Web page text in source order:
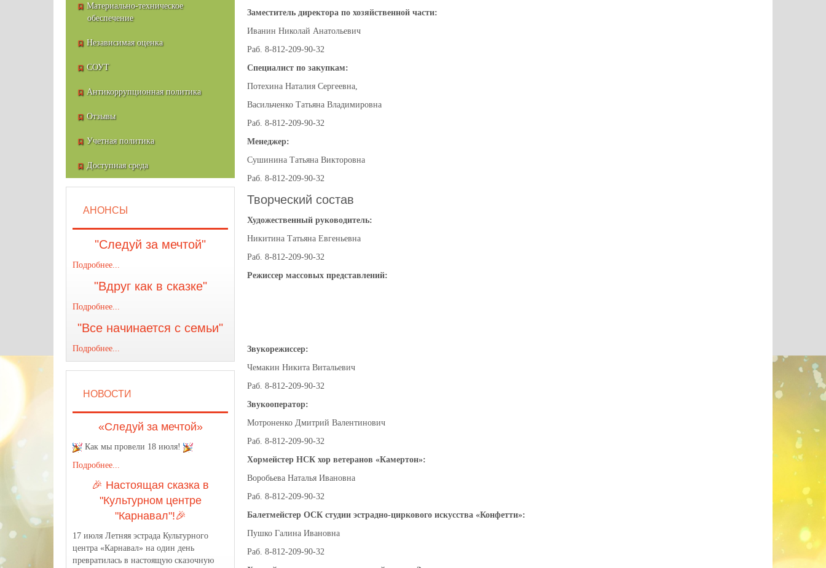
Материально-техническое
обеспечение
Независимая оценка
СОУТ
Антикоррупционная политика
Отзывы
Учетная политика
Доступная среда
АНОНСЫ
"Следуй за мечтой"
Подробнее...
"Вдруг как в сказке"
Подробнее...
"Все начинается с семьи"
Подробнее...
НОВОСТИ
«Следуй за мечтой»
Как мы провели 18 июля!
Подробнее...
🎉 Настоящая сказка в
"Культурном центре
"Карнавал"!🎉
17 июля Летняя эстрада Культурного
центра «Карнавал» на один день
превратилась в настоящую сказочную
Заместитель директора по хозяйственной части:
Иванин Николай Анатольевич
Раб. 8-812-209-90-32
Специалист по закупкам:
Потехина Наталия Сергеевна,
Васильченко Татьяна Владимировна
Раб. 8-812-209-90-32
Менеджер:
Сушинина Татьяна Викторовна
Раб. 8-812-209-90-32
Творческий состав
Художественный руководитель:
Никитина Татьяна Евгеньевна
Раб. 8-812-209-90-32
Режиссер массовых представлений:
Звукорежиссер:
Чемакин Никита Витальевич
Раб. 8-812-209-90-32
Звукооператор:
Мотроненко Дмитрий Валентинович
Раб. 8-812-209-90-32
Хормейстер НСК хор ветеранов «Камертон»:
Воробьева Наталья Ивановна
Раб. 8-812-209-90-32
Балетмейстер ОСК студии эстрадно-циркового искусства «Конфетти»:
Пушко Галина Ивановна
Раб. 8-812-209-90-32